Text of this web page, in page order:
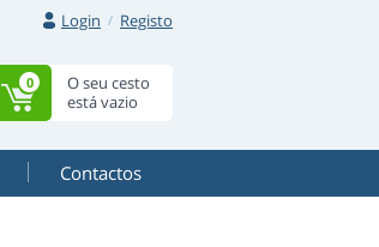
Login
Registo
O seu cesto
está vazio
0
Contactos